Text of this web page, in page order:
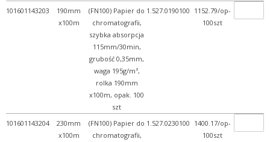
101601143203
190mm
x100m
(FN100) Papier do
chromatografii,
szybka absorpcja
115mm/30min,
grubość 0,35mm,
waga 195g/m²,
rolka 190mm
x100m, opak. 100
szt
1.527.0190100 1152.79/op-
100szt
101601143204
230mm
x100m
(FN100) Papier do
chromatografii,
1.527.0230100 1400.17/op-
100szt